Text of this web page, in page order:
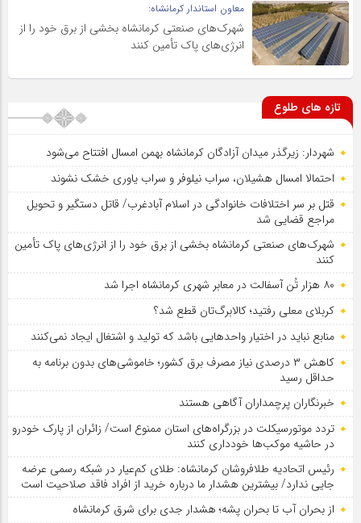
معاون استاندار کرمانشاه:
شهرک‌های صنعتی کرمانشاه بخشی از برق خود را از
انرژی‌های پاک تأمین کنند
تازه های طلوع
شهردار: زیرگذر میدان آزادگان کرمانشاه بهمن امسال افتتاح می‌شود
احتمالا امسال هشیلان، سراب نیلوفر و سراب یاوری خشک نشوند
قتل بر سر اختلافات خانوادگی در اسلام آبادغرب/ قاتل دستگیر و تحویل
مراجع قضایی شد
شهرک‌های صنعتی کرمانشاه بخشی از برق خود را از انرژی‌های پاک تأمین
کنند
۸۰ هزار تُن آسفالت در معابر شهری کرمانشاه اجرا شد
کربلای معلی رفتید؛ کالابرگ‌تان قطع شد؟
منابع نباید در اختیار واحدهایی باشد که تولید و اشتغال ایجاد نمی‌کنند
کاهش ۳ درصدی نیاز مصرف برق کشور؛ خاموشی‌های بدون برنامه به
حداقل رسید
خبرنگاران پرچمداران آگاهی هستند
تردد موتورسیکلت در بزرگراه‌های استان ممنوع است/ زائران از پارک خودرو
در حاشیه موکب‌ها خودداری کنند
رئیس اتحادیه طلافروشان کرمانشاه: طلای کم‌عیار در شبکه رسمی عرضه
جایی ندارد/ بیشترین هشدار ما درباره خرید از افراد فاقد صلاحیت است
از بحران آب تا بحران پشه؛ هشدار جدی برای شرق کرمانشاه